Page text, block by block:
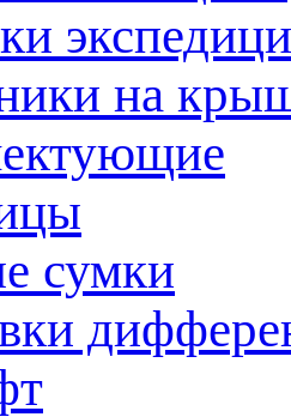
на
сумки